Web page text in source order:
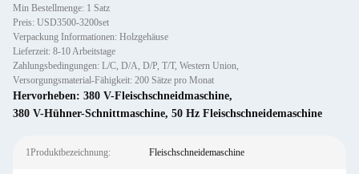
Min Bestellmenge: 1 Satz
Preis: USD3500-3200set
Verpackung Informationen: Holzgehäuse
Lieferzeit: 8-10 Arbeitstage
Zahlungsbedingungen: L/C, D/A, D/P, T/T, Western Union,
Versorgungsmaterial-Fähigkeit: 200 Sätze pro Monat
Hervorheben: 380 V-Fleischschneidmaschine,
380 V-Hühner-Schnittmaschine, 50 Hz Fleischschneidemaschine
1Produktbezeichnung: Fleischschneidemaschine